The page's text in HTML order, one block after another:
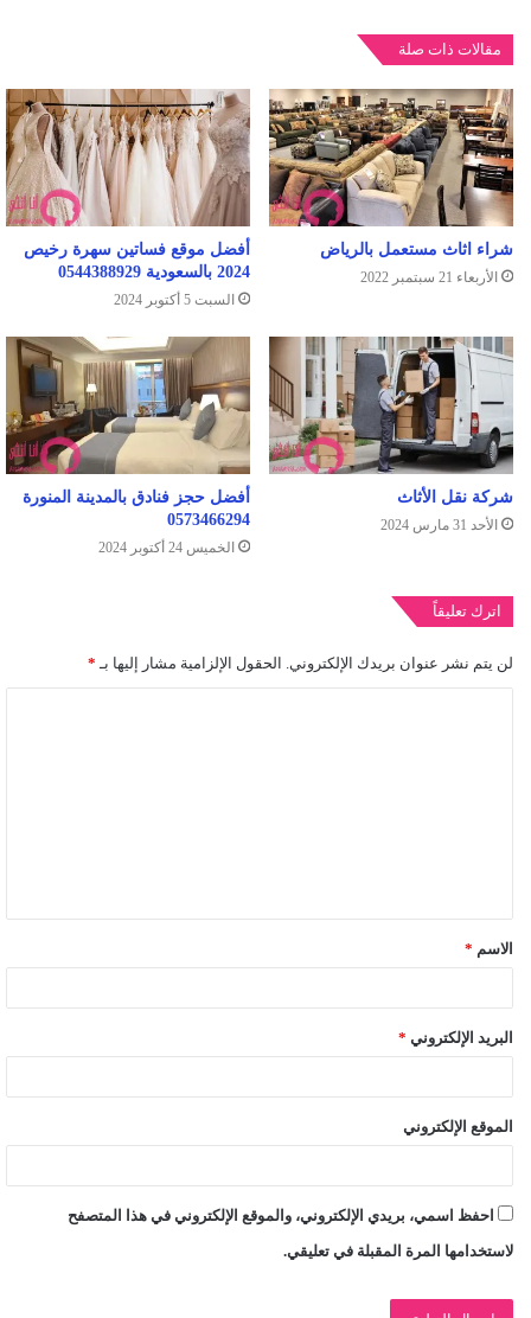
مقالات ذات صلة
شراء اثاث مستعمل بالرياض
الأربعاء 21 سبتمبر 2022
أفضل موقع فساتين سهرة رخيص
2024 بالسعودية 0544388929
السبت 5 أكتوبر 2024
شركة نقل الأثاث
الأحد 31 مارس 2024
أفضل حجز فنادق بالمدينة المنورة
0573466294
الخميس 24 أكتوبر 2024
اترك تعليقاً
لن يتم نشر عنوان بريدك الإلكتروني. الحقول الإلزامية مشار إليها بـ *
ق
*الاسم *
البريد الإلكتروني *
الموقع الإلكتروني
احفظ اسمي، بريدي الإلكتروني، والموقع الإلكتروني في هذا المتصفح
لاستخدامها المرة المقبلة في تعليقي.